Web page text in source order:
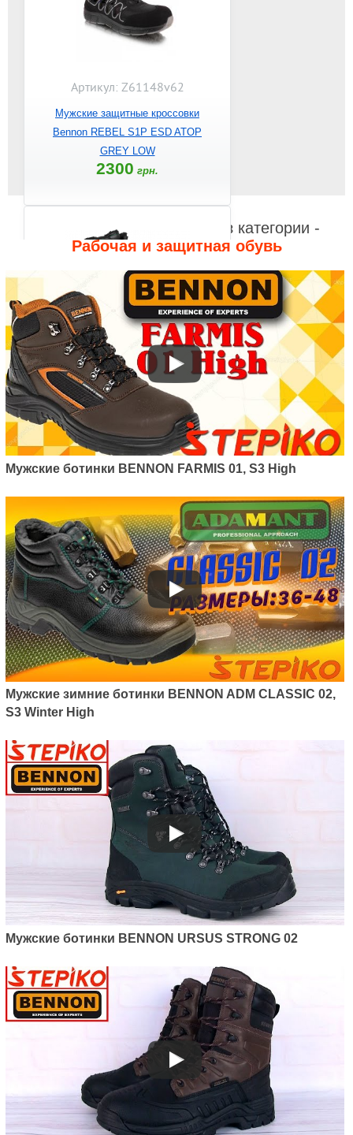
Артикул: Z61148v62
Мужские защитные кроссовки
Bennon REBEL S1P ESD ATOP
GREY LOW
2300 грн.
Артикул: C80302
Мужские зимние сапоги Bennon
ADM Classic 02 Winter Boot
грн.
Артикул: Z51016v68
мужские сандалии, босоножки
Yellow NM
Видео к другим товарам из категории -
Рабочая и защитная обувь
Мужские ботинки BENNON FARMIS 01, S3 High
Мужские зимние ботинки BENNON ADM CLASSIC 02,
S3 Winter High
Мужские ботинки BENNON URSUS STRONG 02